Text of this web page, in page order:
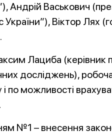
Андрій Васькович
України”), Віктор Лях
Лациба (керівник
досліджень),
по можливості
№1 – внесення